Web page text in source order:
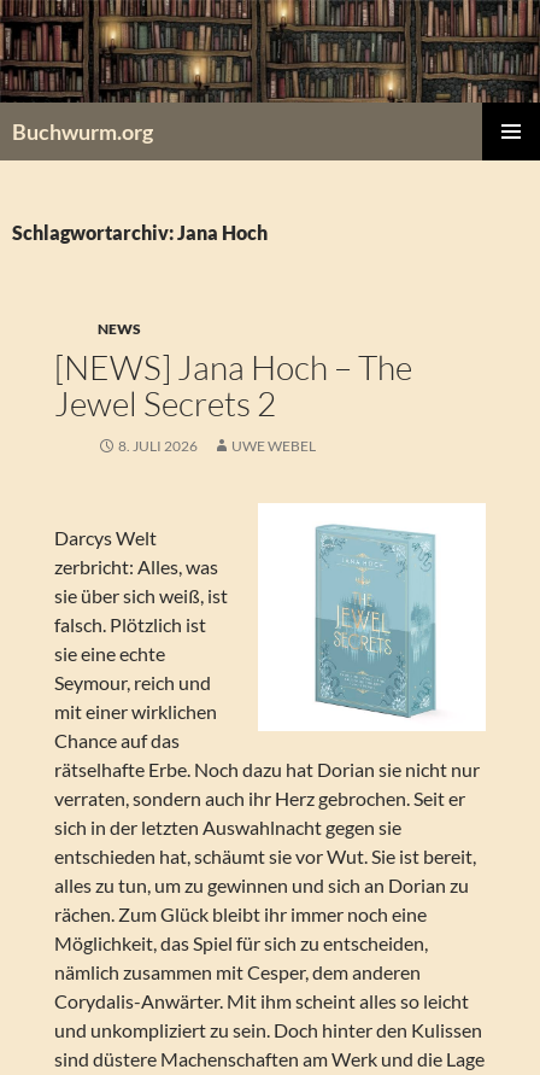
Zum
Inhalt
springen
Buchwurm.org
Schlagwortarchiv: Jana Hoch
NEWS
[NEWS] Jana Hoch – The
Jewel Secrets 2
8. JULI 2026 UWE WEBEL
Darcys Welt
zerbricht: Alles, was
sie über sich weiß, ist
falsch. Plötzlich ist
sie eine echte
Seymour, reich und
mit einer wirklichen
Chance auf das
rätselhafte Erbe. Noch dazu hat Dorian sie nicht nur
verraten, sondern auch ihr Herz gebrochen. Seit er
sich in der letzten Auswahlnacht gegen sie
entschieden hat, schäumt sie vor Wut. Sie ist bereit,
alles zu tun, um zu gewinnen und sich an Dorian zu
rächen. Zum Glück bleibt ihr immer noch eine
Möglichkeit, das Spiel für sich zu entscheiden,
nämlich zusammen mit Cesper, dem anderen
Corydalis-Anwärter. Mit ihm scheint alles so leicht
und unkompliziert zu sein. Doch hinter den Kulissen
sind düstere Machenschaften am Werk und die Lage